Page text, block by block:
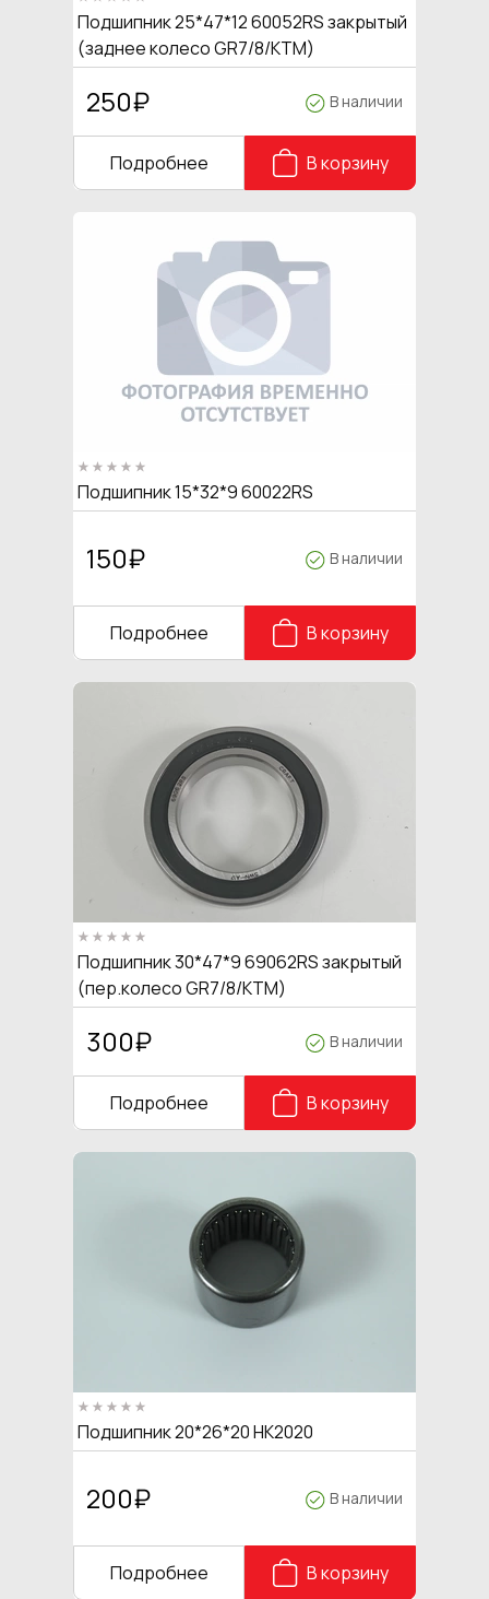
Подшипник 25*47*12 60052RS закрытый
(заднее колесо GR7/8/КТМ)
250₽ В наличии
Подробнее В корзину
Подшипник 15*32*9 60022RS
150₽ В наличии
Подробнее В корзину
Подшипник 30*47*9 69062RS закрытый
(пер.колесо GR7/8/КТМ)
300₽ В наличии
Подробнее В корзину
Подшипник 20*26*20 HK2020
200₽ В наличии
Подробнее В корзину